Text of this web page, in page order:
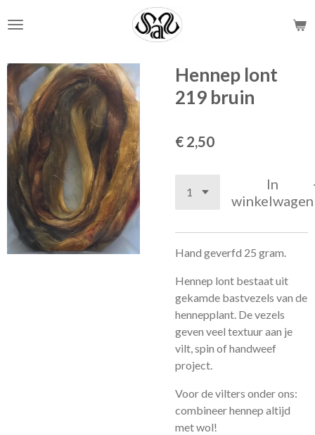
direct
de
hoofdinhoud
Hennep lont
219 bruin
€ 2,50
In
winkelwagen
Hand geverfd 25 gram.
Hennep lont bestaat uit
gekamde bastvezels van de
hennepplant. De vezels
geven veel textuur aan je
vilt, spin of handweef
project.
Voor de vilters onder ons:
combineer hennep altijd
met wol!